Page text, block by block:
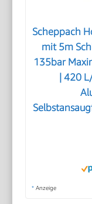
Scheppach
mit 5m
135bar
| 420
* Anzeige